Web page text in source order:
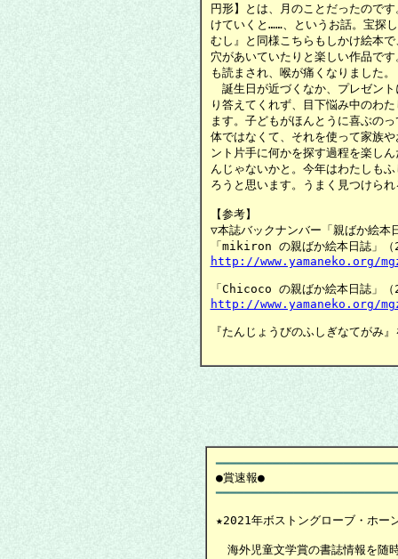
円形】とは、月のことだったので
けていくと……、というお話。宝探
むし』と同様こちらもしかけ絵本
穴があいていたりと楽しい作品で
も読まされ、喉が痛くなりました。
誕生日が近づくなか、プレゼン
り答えてくれず、目下悩み中のわ
ます。子どもがほんとうに喜ぶの
体ではなくて、それを使って家族
ント片手に何かを探す過程を楽し
んじゃないかと。今年はわたしも
ろうと思います。うまく見つけら
【参考】
▽本誌バックナンバー「親ばか絵本
http://www.yamaneko.org/
http://www.yamaneko.org/
『たんじょうびのふしぎなてがみ』
●賞速報
★2021年ボストングローブ・ホー
海外児童文学賞の書誌情報を随